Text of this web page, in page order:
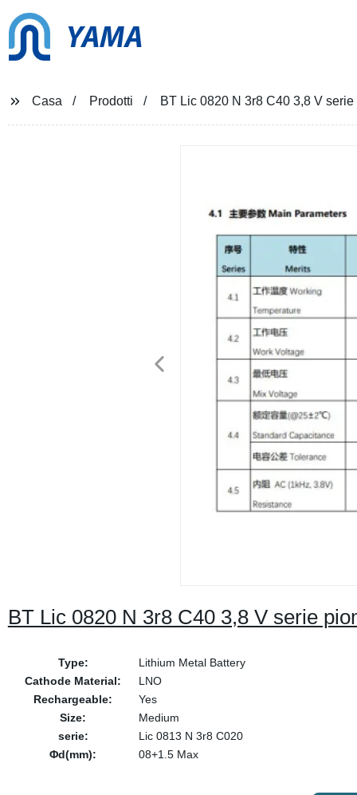
YAMA
Casa Prodotti BT Lic 0820 N 3r8 C40 3,8 V
BT Lic 0820 N 3r8 C40 3,8 V serie
Type:
Lithium Metal Battery
Cathode Material:
LNO
Rechargeable:
Yes
Size:
Medium
serie:
Lic 0813 N 3r8 C020
Φd(mm):
08+1.5 Max